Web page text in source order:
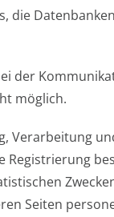
der
möglich.
Verarbeitung
Seiten